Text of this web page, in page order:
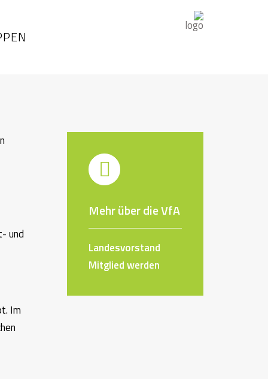
und
Im
Mehr über die VfA
Landesvorstand
Mitglied werden